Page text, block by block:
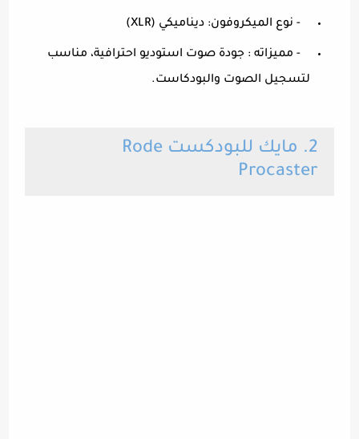
- نوع الميكروفون: ديناميكي (XLR)
- مميزاته : جودة صوت استوديو احترافية، مناسب
لتسجيل الصوت والبودكاست.
2. مايك للبودكست Rode
Procaster